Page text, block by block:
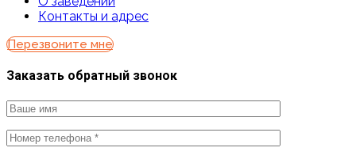
Контакты и адрес
Перезвоните мне
Заказать обратный звонок